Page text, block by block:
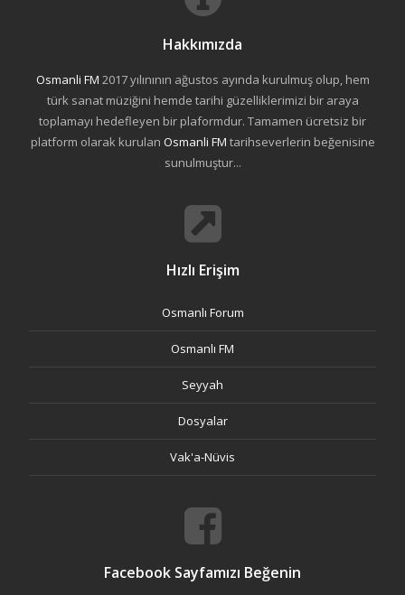
Hakkımızda
Osmanli FM 2017 yılınının ağustos ayında kurulmuş olup, hem
türk sanat müziğini hemde tarihi güzelliklerimizi bir araya
toplamayı hedefleyen bir plaformdur. Tamamen ücretsiz bir
platform olarak kurulan Osmanli FM tarihseverlerin beğenisine
sunulmuştur...
Hızlı Erişim
Osmanlı Forum
Osmanlı FM
Seyyah
Dosyalar
Vak'a-Nüvis
Facebook Sayfamızı Beğenin